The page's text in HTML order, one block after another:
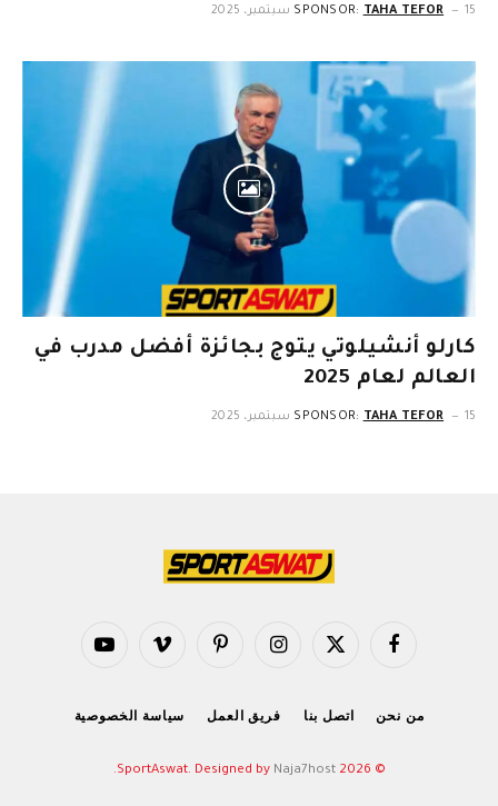
SPONSOR: TAHA TEFOR 15 سبتمبر، 2025
كارلو أنشيلوتي يتوج بجائزة أفضل مدرب في
العالم لعام 2025
SPONSOR: TAHA TEFOR 15 سبتمبر، 2025
فيسبوك X
الانستغرامبينتيريستفيميو يوتيوب
من نحن اتصل بنا فريق العمل سياسة الخصوصية
© 2026 SportAswat. Designed by
Naja7host
.